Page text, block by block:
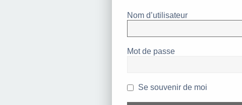
Nom d’utilisateur
Mot de passe
Se souvenir de moi